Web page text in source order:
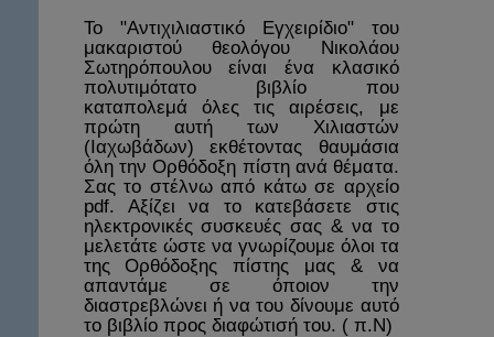
Το "Αντιχιλιαστικό Εγχειρίδιο" του
μακαριστού θεολόγου Νικολάου
Σωτηρόπουλου είναι ένα κλασικό
πολυτιμότατο βιβλίο που
καταπολεμά όλες τις αιρέσεις, με
πρώτη αυτή των Χιλιαστών
(Ιαχωβάδων) εκθέτοντας θαυμάσια
όλη την Ορθόδοξη πίστη ανά θέματα.
Σας το στέλνω από κάτω σε αρχείο
pdf. Αξίζει να το κατεβάσετε στις
ηλεκτρονικές συσκευές σας & να το
μελετάτε ώστε να γνωρίζουμε όλοι τα
της Ορθόδοξης πίστης μας & να
απαντάμε σε όποιον την
διαστρεβλώνει ή να του δίνουμε αυτό
το βιβλίο προς διαφώτισή του. ( π.Ν)